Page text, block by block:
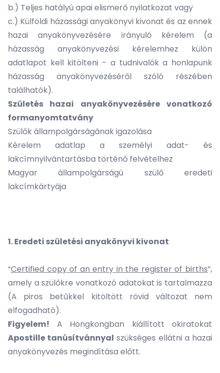
b.) Teljes hatályú apai elismerő nyilatkozat vagy
c.) Külföldi házassági anyakönyvi kivonat és az ennek
hazai anyakönyvezésére irányuló kérelem (a
házasság anyakönyvezési kérelemhez külön
adatlapot kell kitölteni - a tudnivalók a honlapunk
házasság anyakönyvezéséről szóló részében
találhatók).
Születés hazai anyakönyvezésére vonatkozó
formanyomtatvány
Szülők állampolgárságának igazolása
Kérelem adatlap a személyi adat- és
lakcímnyilvántartásba történő felvételhez
Magyar állampolgárságú szülő eredeti
lakcímkártyája
1. Eredeti születési anyakönyvi kivonat
“Certified copy of an entry in the register of births”,
amely a szülőkre vonatkozó adatokat is tartalmazza
(A piros betűkkel kitöltött rövid változat nem
elfogadható).
Figyelem! A Hongkongban kiállított okiratokat
Apostille tanúsítvánnyal szükséges ellátni a hazai
anyakönyvezés megindítása előtt.